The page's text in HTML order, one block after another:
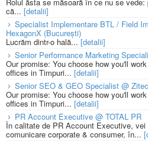
că... [detalii]
Specialist Implementare BTL / Field
HexagonX (București)
Lucrăm dintr-o hală...[detalii]
Senior Performance Marketing
Our promise: You choose how you'll
offices in Timpuri... [detalii]
Senior SEO & GEO Specialist @ Zitec
Our promise: You choose how you'll
offices in Timpuri... [detalii]
PR Account Executive @ TOTAL PR
În calitate de PR Account Executive,
comunicare corporate & consumer, în...